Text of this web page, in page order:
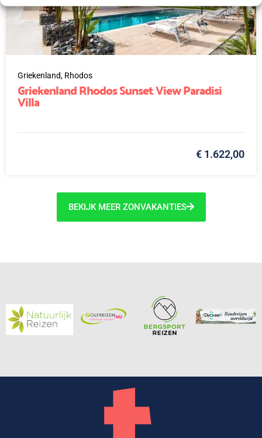
Griekenland, Rhodos
Griekenland Rhodos Sunset View Paradisi
Villa
€ 1.622,00
BEKIJK MEER ZONVAKANTIES